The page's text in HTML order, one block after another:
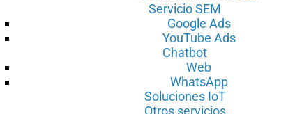
Servicio SEM
Google Ads
YouTube Ads
Chatbot
Web
WhatsApp
Soluciones IoT
Otros servicios